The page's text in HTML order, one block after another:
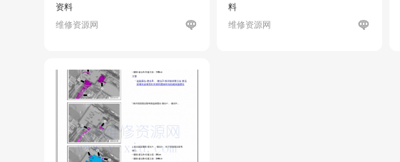
资料
维修资源网
料
维修资源网